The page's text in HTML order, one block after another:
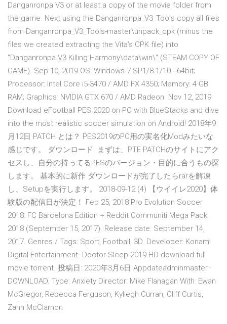
Danganronpa V3 or at least a copy of the movie folder from
the game. Next using the Danganronpa_V3_Tools copy all files
from Danganronpa_V3_Tools-master\unpack_cpk (minus the
files we created extracting the Vita’s CPK file) into
"Danganronpa V3 Killing Harmony\data\win\" (STEAM COPY OF
GAME). Sep 10, 2019 OS: Windows 7 SP1/8.1/10 - 64bit;
Processor: Intel Core i5-3470 / AMD FX 4350; Memory: 4 GB
RAM; Graphics: NVIDIA GTX 670 / AMD Radeon Nov 12, 2019
Download eFootball PES 2020 on PC with BlueStacks and dive
into the most realistic soccer simulation on Android! 2018年9
月12日 PATCH とは？ PES2019のPC用の実名化Modみたいな
感じです。 ダウンロード. まずは、PTE PATCHのサイトにアク
セスし、自分の持ってるPESのバージョン・目的に合うもの探
します。 基本的に新作 ダウンロードが完了したらrarを解凍
し、Setupを実行します。 2018-09-12 (4) 【ウイイレ2020】体
験版の配信日が決定！ Feb 25, 2018 Pro Evolution Soccer
2018: FC Barcelona Edition + Reddit Communiti Mega Pack
2018 (September 15, 2017). Release date: September 14,
2017. Genres / Tags: Sport, Football, 3D. Developer: Konami
Digital Entertainment. Doctor Sleep 2019 HD download full
movie torrent. 投稿日: 2020年3月6日 Appdateadminmaster ·
DOWNLOAD. Type: Anxiety Director: Mike Flanagan With: Ewan
McGregor, Rebecca Ferguson, Kyliegh Curran, Cliff Curtis,
Zahn McClarnon